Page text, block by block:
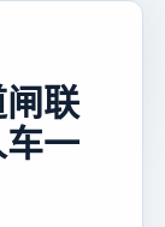
联
一